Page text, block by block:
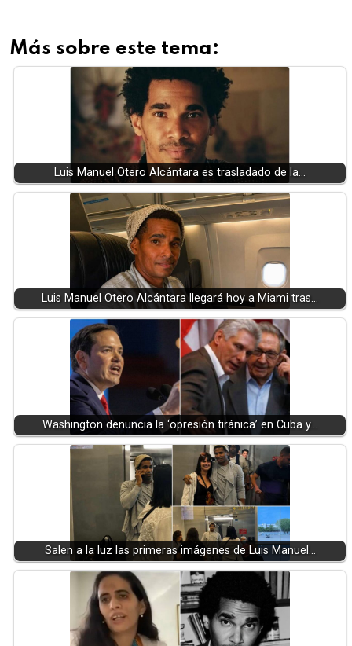
Más sobre este tema:
Luis Manuel Otero Alcántara es trasladado de la…
Luis Manuel Otero Alcántara llegará hoy a Miami tras…
Washington denuncia la ‘opresión tiránica’ en Cuba y…
Salen a la luz las primeras imágenes de Luis Manuel…